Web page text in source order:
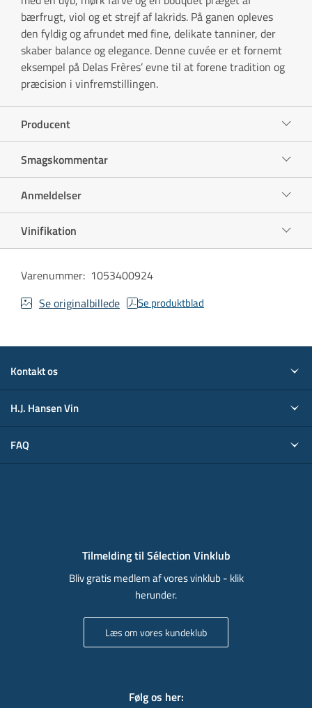
bærfrugt, viol og et strejf af lakrids. På ganen opleves
den fyldig og afrundet med fine, delikate tanniner, der
skaber balance og elegance. Denne cuvée er et fornemt
eksempel på Delas Frères’ evne til at forene tradition og
præcision i vinfremstillingen.
Producent
Smagskommentar
Anmeldelser
Vinifikation
Varenummer: 1053400924
Se originalbillede
Se produktblad
Kontakt os
H.J. Hansen Vin
FAQ
Tilmelding til Sélection Vinklub
Bliv gratis medlem af vores vinklub - klik
herunder.
Læs om vores kundeklub
Følg os her: